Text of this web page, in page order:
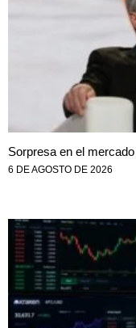
Sorpresa en el
6 DE AGOSTO DE 2026